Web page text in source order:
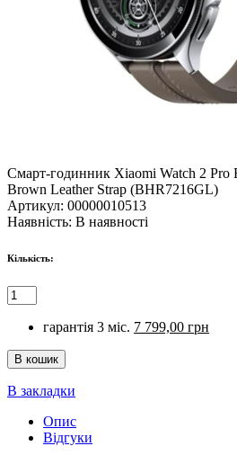
Смарт-годинник Xiaomi Watch 2 Pro
Brown Leather Strap (BHR7216GL)
Артикул: 00000010513
Наявність: В наявності
Кількість:
гарантія 3 міс. 7 799,00 грн
В закладки
Опис
Відгуки